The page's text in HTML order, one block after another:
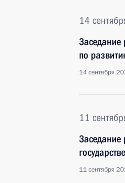
14
Заседание
по
14 сентября
11
Заседание
11 сентября